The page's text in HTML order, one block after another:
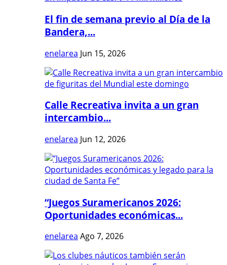
El fin de semana previo al Día de la
Bandera,...
enelarea Jun 15, 2026
Calle Recreativa invita a un gran
intercambio...
enelarea Jun 12, 2026
“Juegos Suramericanos 2026:
Oportunidades económicas...
enelarea Ago 7, 2026